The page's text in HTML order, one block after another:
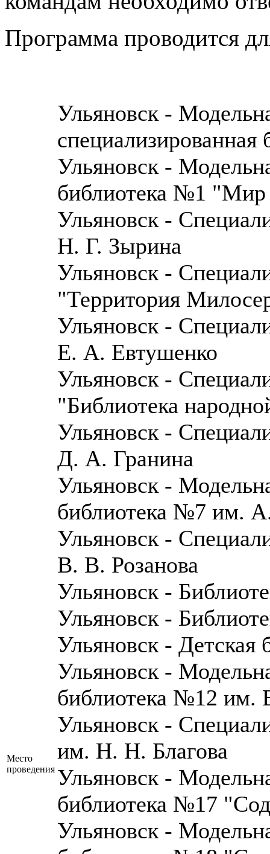
Программа проводится
Место
проведения
Ульяновск -
Ульяновск -
библиотека №1 "Мир
Ульяновск -
Н. Г. Зырина
Ульяновск -
"Территория
Ульяновск -
Е. А. Евтушенко
Ульяновск -
"Библиотека
Ульяновск -
Д. А. Гранина
Ульяновск -
библиотека №7 им.
Ульяновск -
В. В. Розанова
Ульяновск -
Ульяновск -
Ульяновск - Детская
Ульяновск -
библиотека №12 им.
Ульяновск -
им. Н. Н. Благова
Ульяновск -
библиотека №17
Ульяновск -